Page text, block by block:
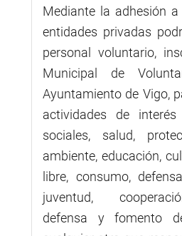
Mediante la adhesión
entidades privadas
personal voluntario,
Municipal de
Ayuntamiento de Vigo,
actividades de interés
sociales, salud,
ambiente, educación,
libre, consumo,
juventud,
defensa y fomento